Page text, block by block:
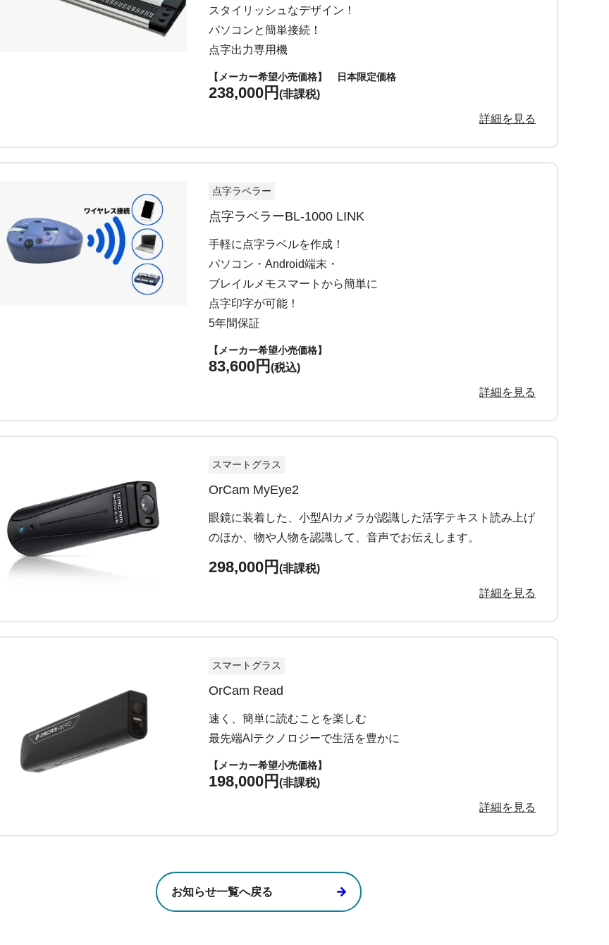
スタイリッシュなデザイン！
パソコンと簡単接続！
点字出力専用機
【メーカー希望小売価格】 日本限定価格
238,000円(非課税)
詳細を見る
点字ラベラー
点字ラベラーBL-1000 LINK
手軽に点字ラベルを作成！
パソコン・Android端末・
ブレイルメモスマートから簡単に
点字印字が可能！
5年間保証
【メーカー希望小売価格】
83,600円(税込)
詳細を見る
スマートグラス
OrCam MyEye2
眼鏡に装着した、小型AIカメラが認識した活字テキスト読み上げ
のほか、物や人物を認識して、音声でお伝えします。
298,000円(非課税)
詳細を見る
スマートグラス
OrCam Read
速く、簡単に読むことを楽しむ
最先端AIテクノロジーで生活を豊かに
【メーカー希望小売価格】
198,000円(非課税)
詳細を見る
お知らせ一覧へ戻る